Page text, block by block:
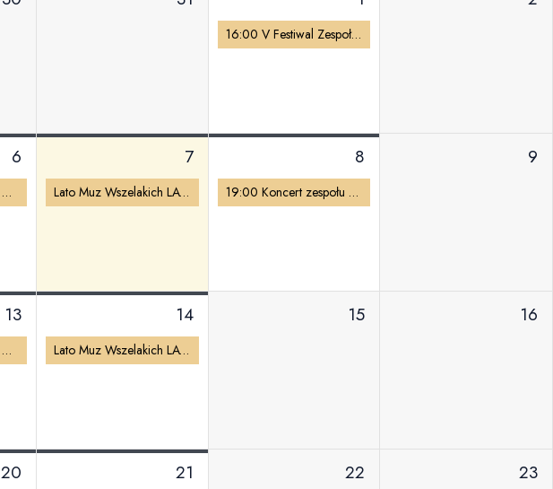
16:00 V Festiwal Zespołów Śpiewaczych
6
Lato Muz Wszelakich | Potańcówka w Pałacu
7
Lato Muz Wszelakich LATO 2.6 | Kino Familijne
8
19:00 Koncert zespołu LOS DIVORCEROS
9
13
Lato Muz Wszelakich | Potańcówka w Pałacu
14
Lato Muz Wszelakich LATO 2.6 | Kino Familijne
15 16
20 21 22 23